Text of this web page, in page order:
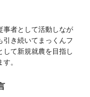
事者として活動しなが
引き続いてまっくんフ
して新規就農を目指し
。